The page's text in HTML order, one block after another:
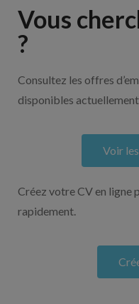
Vous
?
Consultez les offres
disponibles
Voir
Créez votre CV en ligne
rapidement.